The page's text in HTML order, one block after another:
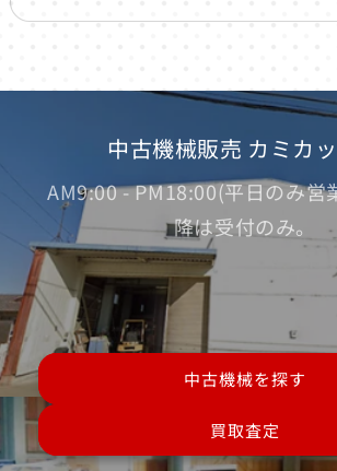
中古機械販売 カミカ
AM9:00 - PM18:00(平日のみ
降は受付のみ。
中古機械を探す
買取査定